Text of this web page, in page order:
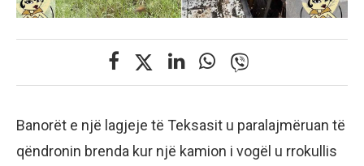
Banorët e një lagjeje të Teksasit u paralajmëruan të
qëndronin brenda kur një kamion i vogël u rrokullis